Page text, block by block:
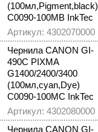
(100мл,Pigment,black)
C0090-100MB InkTec
Артикул: 4302070000
Чернила CANON GI-
490C PIXMA
G1400/2400/3400
(100мл,cyan,Dye)
C0090-100MC InkTec
Артикул: 4302080000
Чернила CANON GI-